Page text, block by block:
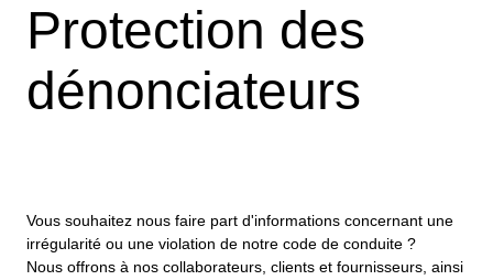
Protection des
dénonciateurs
Vous souhaitez nous faire part d'informations concernant une
irrégularité ou une violation de notre code de conduite ?
Nous offrons à nos collaborateurs, clients et fournisseurs, ainsi